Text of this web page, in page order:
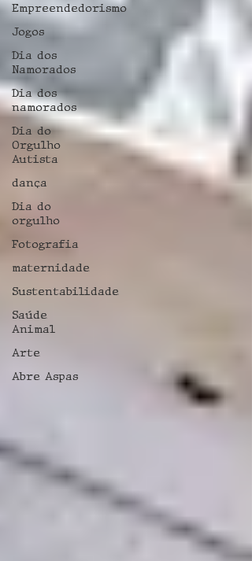
Empreendedorismo
Jogos
Dia dos
Namorados
Dia dos
namorados
Dia do
Orgulho
Autista
dança
Dia do
orgulho
Fotografia
maternidade
Sustentabilidade
Saúde
Animal
Arte
Abre Aspas